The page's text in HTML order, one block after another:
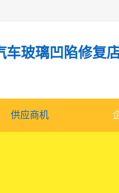
车玻璃凹陷修复
供应商机